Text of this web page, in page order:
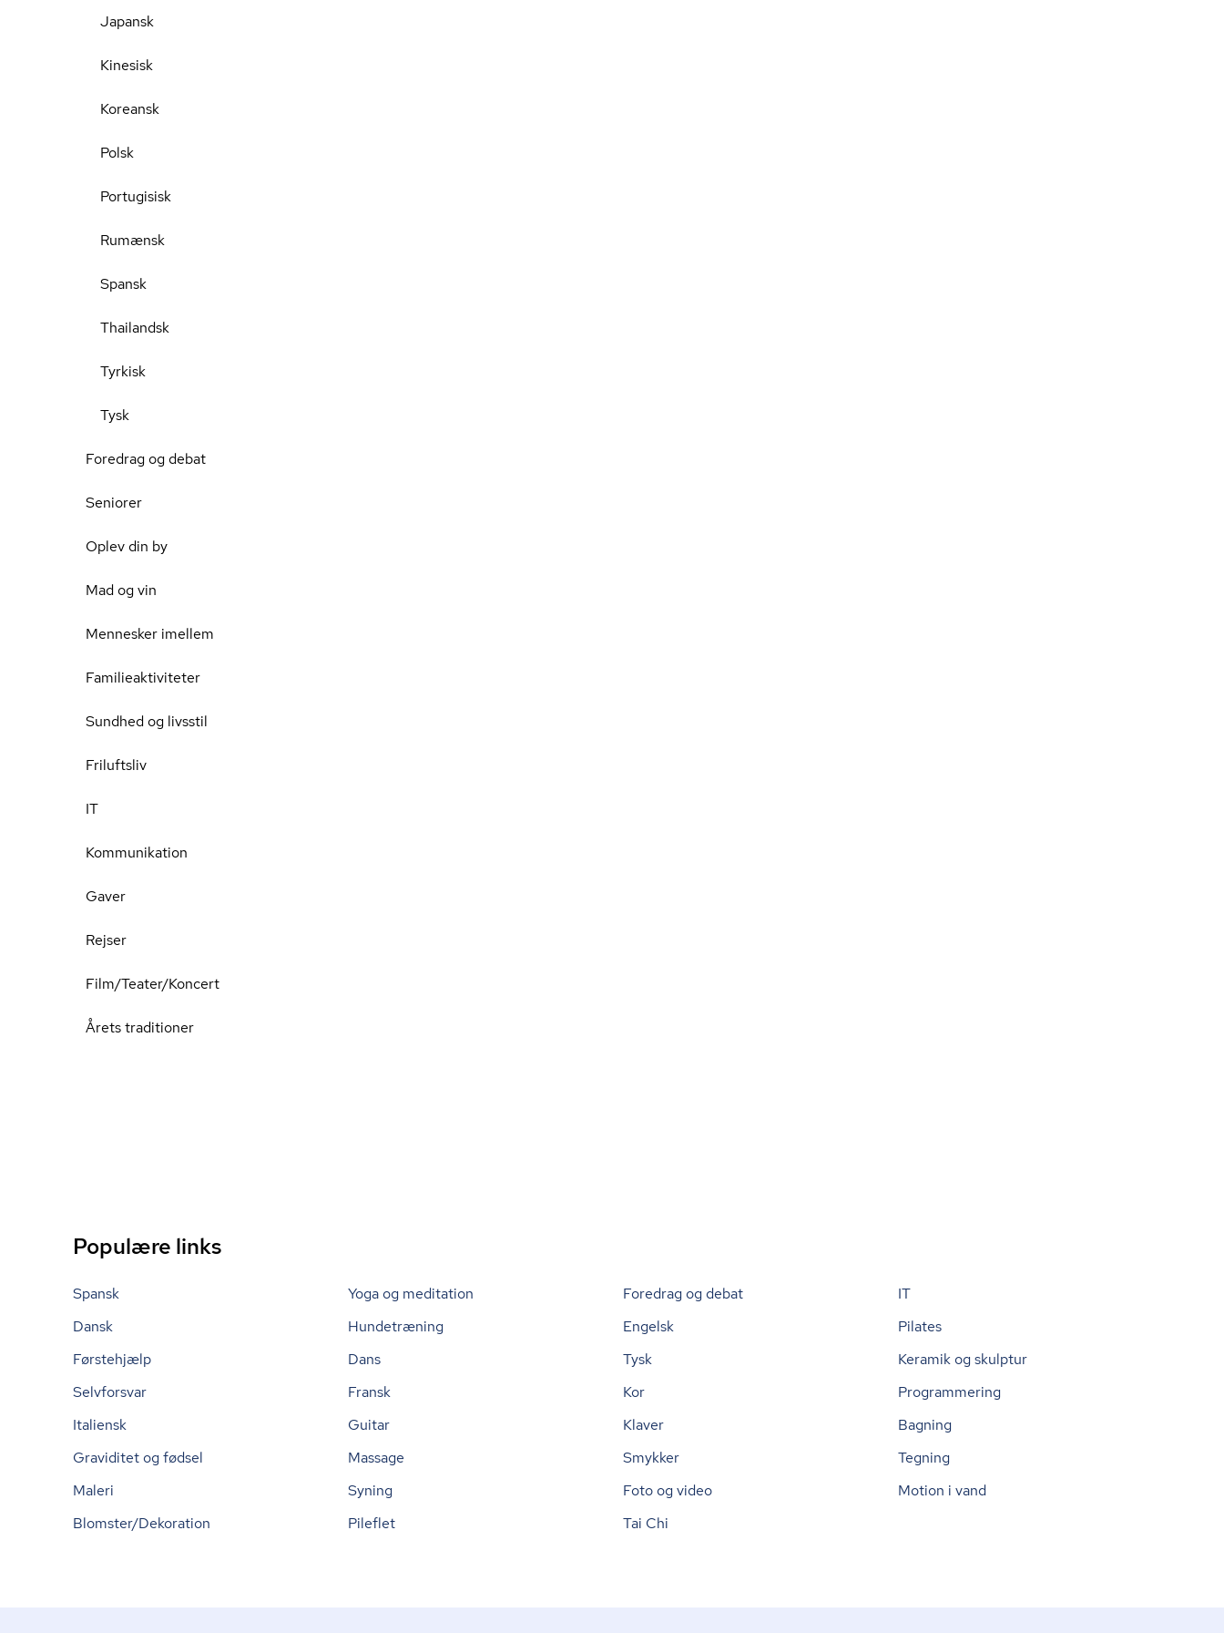
Japansk
Kinesisk
Koreansk
Polsk
Portugisisk
Rumænsk
Spansk
Thailandsk
Tyrkisk
Tysk
Foredrag og debat
Seniorer
Oplev din by
Mad og vin
Mennesker imellem
Familieaktiviteter
Sundhed og livsstil
Friluftsliv
IT
Kommunikation
Gaver
Rejser
Film/Teater/Koncert
Årets traditioner
Populære links
Spansk Yoga og meditation Foredrag og debat
IT
Dansk
Hundetræning Engelsk
Pilates
Førstehjælp
Dans Tysk
Keramik og skulptur
Selvforsvar
Fransk Kor
Programmering
Italiensk
Guitar Klaver
Bagning
Graviditet og fødsel
Massage Smykker
Tegning
Maleri
Syning Foto og video
Motion i vand
Blomster/Dekoration
Pileflet Tai Chi